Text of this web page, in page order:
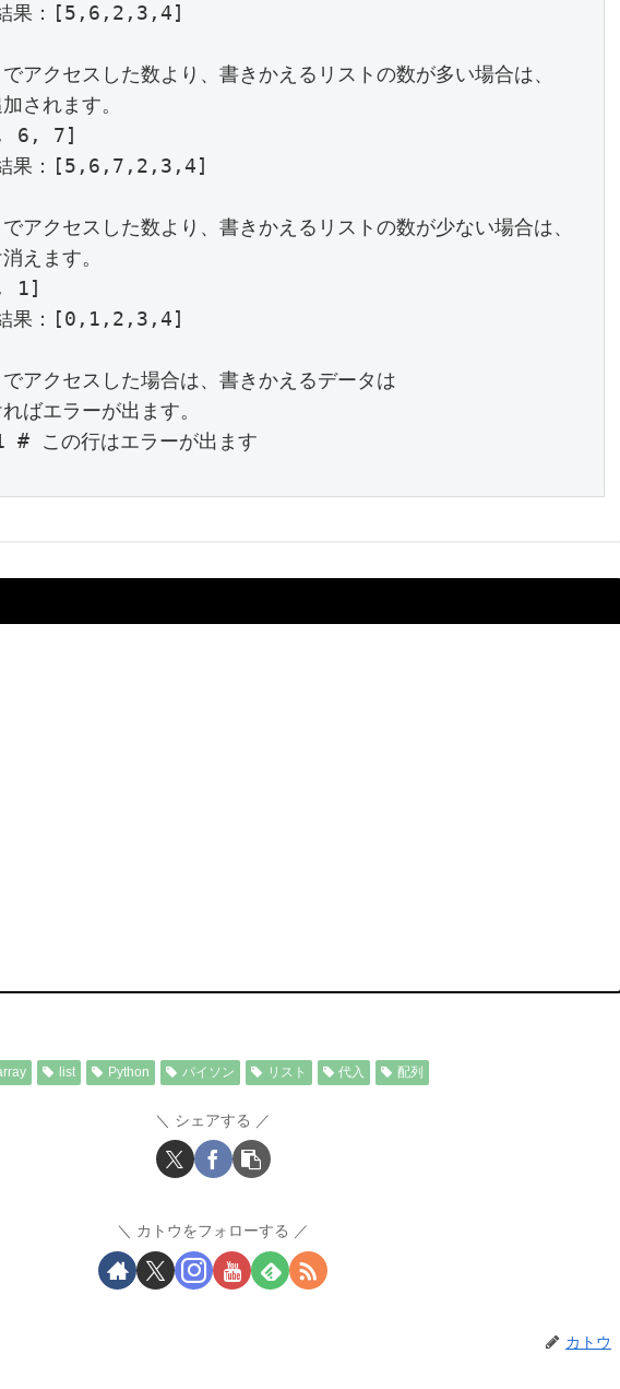
：[5,6,2,3,4]
アクセスした数より、書きかえるリストの数が多い場合は、
されます。
6, 7]
：[5,6,7,2,3,4]
アクセスした数より、書きかえるリストの数が少ない場合は、
えます。
1]
：[0,1,2,3,4]
アクセスした場合は、書きかえるデータは
ばエラーが出ます。
の行はエラーが出ます
list Python パイソン リスト 代入 配列
シェアする
カトウをフォローする
カトウ